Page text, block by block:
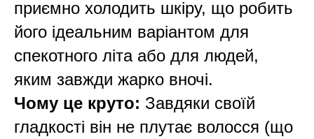
приємно холодить шкіру, що робить
його ідеальним варіантом для
спекотного літа або для людей,
яким завжди жарко вночі.
Чому це круто: Завдяки своїй
гладкості він не плутає волосся (що